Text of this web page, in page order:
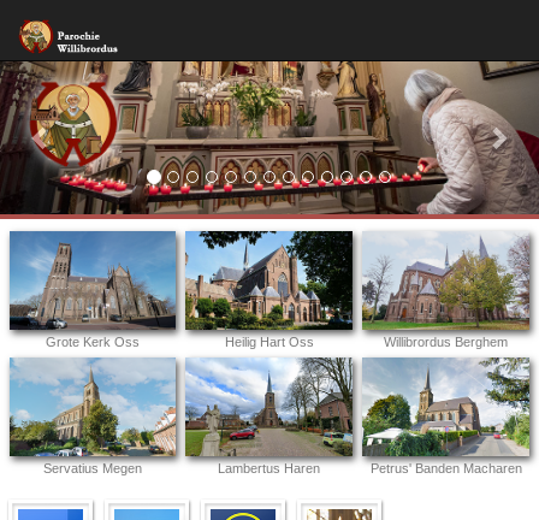
Previous
Grote Kerk Oss Heilig Hart Oss Willibrordus Berghem
Servatius Megen Lambertus Haren Petrus' Banden Macharen